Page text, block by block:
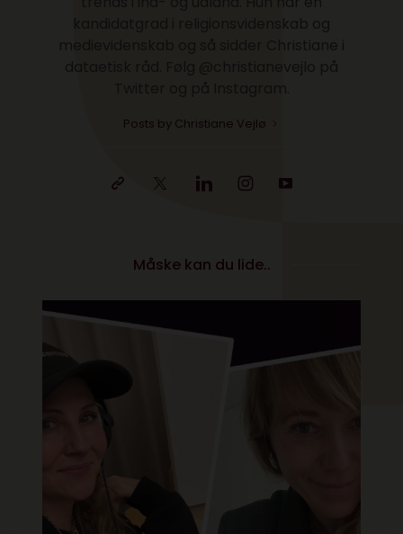
Posts by Christiane Vejlø
Måske kan du lide..